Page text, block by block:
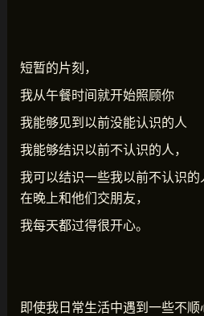
短暂的片刻，
我从午餐时间就开始照顾你
我能够见到以前没能认识的人
我能够结识以前不认识的人，
我可以结识一些我以前不认识
在晚上和他们交朋友，
我每天都过得很开心。
即使我日常生活中遇到一些不顺